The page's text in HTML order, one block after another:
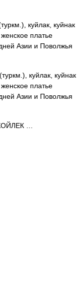
куйлак, куйнак
платье
Азии и Поволжья
куйлак, куйнак
платье
Азии и Поволжья
…